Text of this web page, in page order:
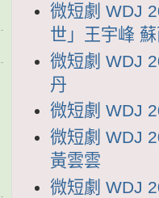
微短劇 WDJ
世」王宇峰
微短劇 WDJ
丹
微短劇 WDJ
微短劇 WDJ
黃雲雲
微短劇 WDJ